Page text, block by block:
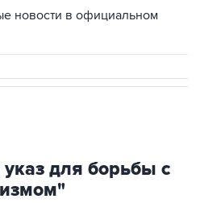
новости в официальном
для борьбы с